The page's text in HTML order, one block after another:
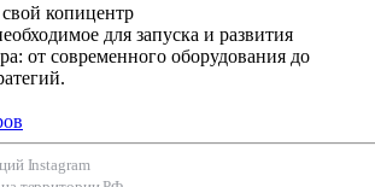
копицентр
для запуска и развития
от современного оборудования до
Instagram